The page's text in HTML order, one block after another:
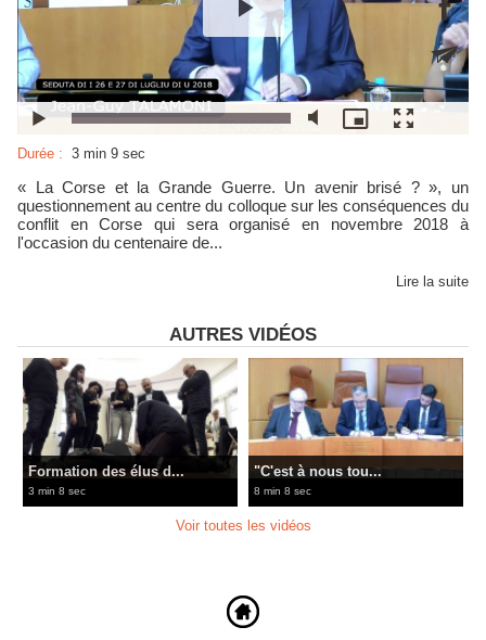
Durée : 3 min 9 sec
« La Corse et la Grande Guerre. Un avenir brisé ? », un
questionnement au centre du colloque sur les conséquences du
conflit en Corse qui sera organisé en novembre 2018 à
l'occasion du centenaire de...
Lire la suite
AUTRES VIDÉOS
Formation des élus d...
3 min 8 sec
"C'est à nous tou...
8 min 8 sec
Voir toutes les vidéos